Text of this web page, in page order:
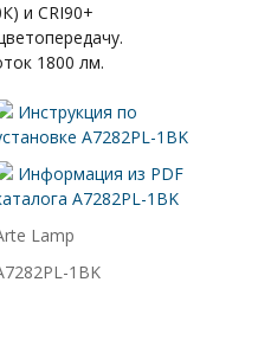
и CRI90+
1800 лм.
Инструкция по
A7282PL-1BK
Информация из PDF
A7282PL-1BK
Lamp
1BK